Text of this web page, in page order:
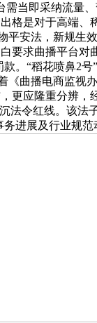
即采纳流量
格是对于高端
安法，新规生
要求曲播平台
。“稻花喷鼻2
《曲播电商监
更应隆重分辨
令红线。该
进展及行业规